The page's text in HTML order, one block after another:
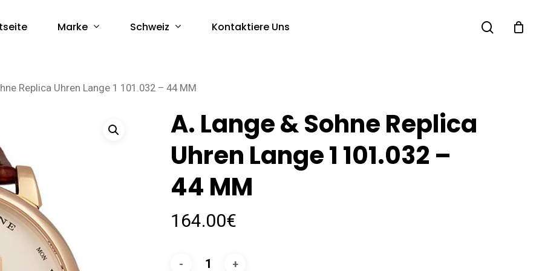
Marke Schweiz Kontaktiere Uns search
Replica Uhren Lange 1 101.032 – 44 MM
A. Lange & Sohne Replica
Uhren Lange 1 101.032 –
44 MM
164.00€